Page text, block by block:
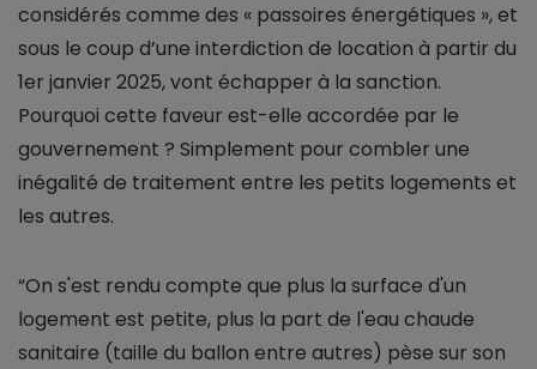
considérés comme des « passoires énergétiques », et
sous le coup d’une interdiction de location à partir du
1er janvier 2025, vont échapper à la sanction.
Pourquoi cette faveur est-elle accordée par le
gouvernement ? Simplement pour combler une
inégalité de traitement entre les petits logements et
les autres.
“On s'est rendu compte que plus la surface d'un
logement est petite, plus la part de l'eau chaude
sanitaire (taille du ballon entre autres) pèse sur son